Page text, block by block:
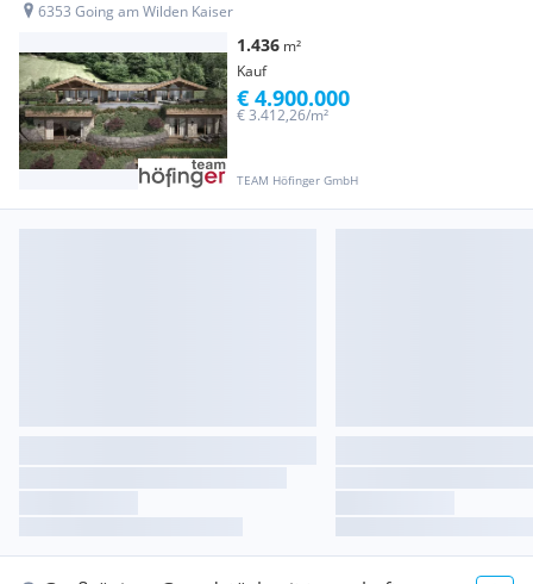
6353 Going am Wilden Kaiser
1.436 m²
Kauf
TEAM Höfinger GmbH
€ 3.412,26/m²
€ 4.900.000